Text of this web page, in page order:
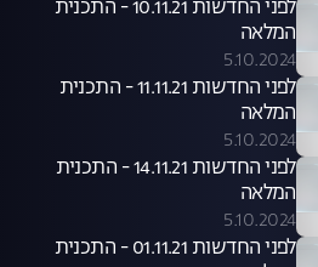
לפני החדשות 10.11.21 - התכנית
המלאה
5.10.2024
לפני החדשות 11.11.21 - התכנית
המלאה
5.10.2024
לפני החדשות 14.11.21 - התכנית
המלאה
5.10.2024
לפני החדשות 01.11.21 - התכנית